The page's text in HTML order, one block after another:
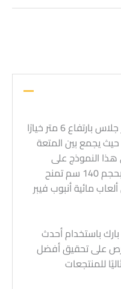
تعد شركات تصنيع اكوا بارك فيبر جلاس بارتفاع 6 متر خيارًا
حيث يجمع بين المتعة
النموذج على
شلالات فيبر جلاس 6 متر عدد 2 بحجم 140 سم تمنح
مائية أنبوب فيبر
باستخدام أحدث
على تحقيق أفضل
للمنتجعات